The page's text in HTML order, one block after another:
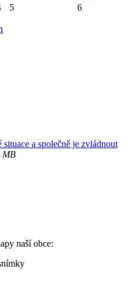
5 6
a společně je zvládnout
MB
naší obce: